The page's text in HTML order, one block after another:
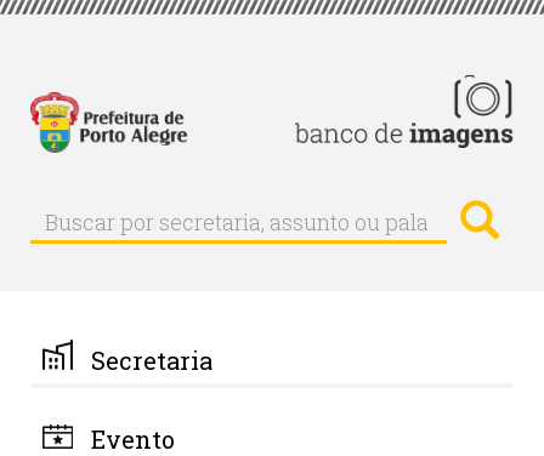
Pular
principal
Buscar
Buscar
por
palavra-
chave
Secretaria
Evento